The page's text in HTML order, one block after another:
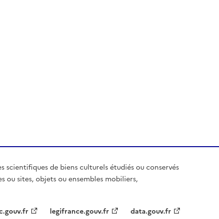
scientifiques de biens culturels étudiés ou conservés
ou sites, objets ou ensembles mobiliers,
legifrance.gouv.fr data.gouv.fr